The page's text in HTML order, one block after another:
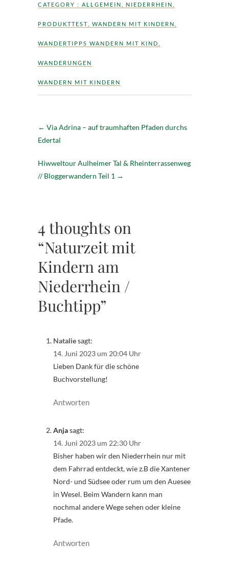
CATEGORY : ALLGEMEIN NIEDERRHEIN
PRODUKTTEST WANDERN MIT KINDERN
WANDERTIPPS WANDERN MIT KIND
WANDERUNGEN
WANDERN MIT KINDERN
← Via Adrina – auf traumhaften Pfaden durchs
Edertal
Hiwweltour Aulheimer Tal & Rheinterrassenweg
// Bloggerwandern Teil 1 →
4 thoughts on
“Naturzeit mit
Kindern am
Niederrhein /
Buchtipp”
Nataliesagt:
14. Juni 2023 um 20:04 Uhr
Lieben Dank für die schöne
Buchvorstellung!
Antworten
Anjasagt:
14. Juni 2023 um 22:30 Uhr
Bisher haben wir den Niederrhein nur mit
dem Fahrrad entdeckt, wie z.B die Xantener
Nord- und Südsee oder rum um den Auesee
in Wesel. Beim Wandern kann man
nochmal andere Wege sehen oder kleine
Pfade.
Antworten